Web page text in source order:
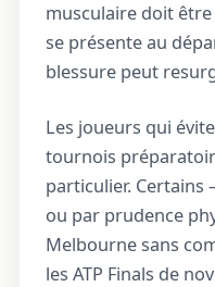
musculaire doit être
se présente au
blessure peut
Les joueurs qui
tournois
particulier.
ou par prudence
Melbourne sans
les ATP Finals de